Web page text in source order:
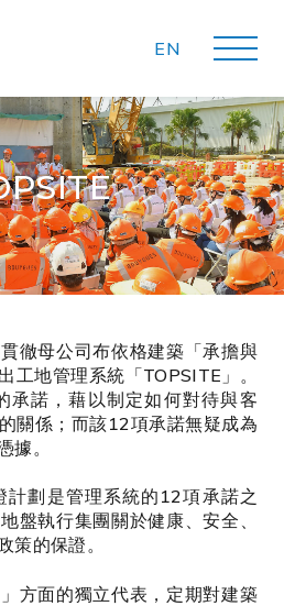
EN
徹母公司布依格建築「承擔與
工地管理系統「TOPSITE」。
承諾，藉以制定如何對待與客
關係；而該12項承諾無疑成為
據。
計劃是管理系統的12項承諾之
盤執行集團關於健康、安全、
策的保證。
方面的獨立代表，定期對建築